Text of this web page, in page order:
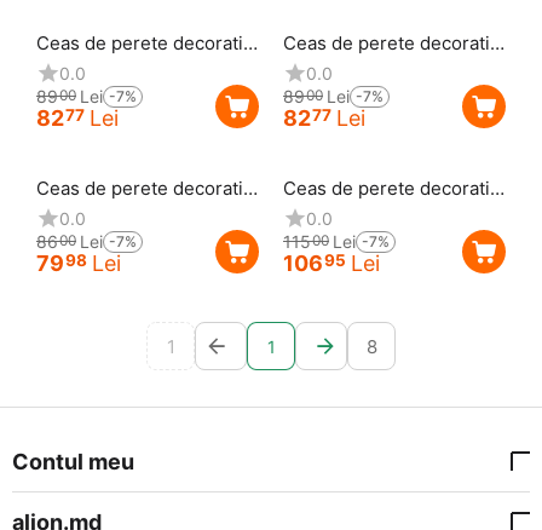
Ceas de perete decorativ,
25 cm
0.0
8277 Lei
8900 Lei -7%
Ceas de perete decorativ,
25 cm
0.0
8277 Lei
8900 Lei -7%
Ceas de perete decorativ,
25 cm
0.0
7998 Lei
8600 Lei -7%
Ceas de perete decorativ,
25 cm
0.0
10695 Lei
11500 Lei -7%
1 1 8
Contul meu
alion.md